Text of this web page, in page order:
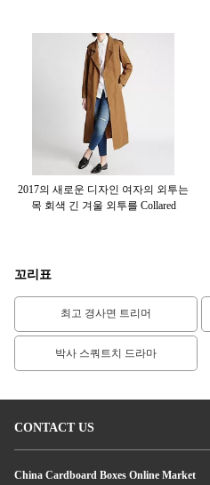
2017의 새로운 디자인 여자의 외투는
목 회색 긴 겨울 외투를 Collared
꼬리표
최고 경사면 트리머
박사 스쿼트치 드라마
CONTACT US
China Cardboard Boxes Online Market